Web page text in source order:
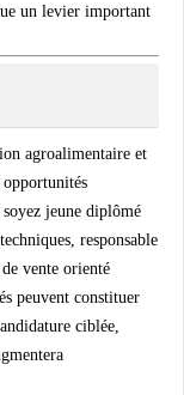
un levier important
agroalimentaire et
jeune diplômé
responsable
vente orienté
peuvent constituer
ciblée,